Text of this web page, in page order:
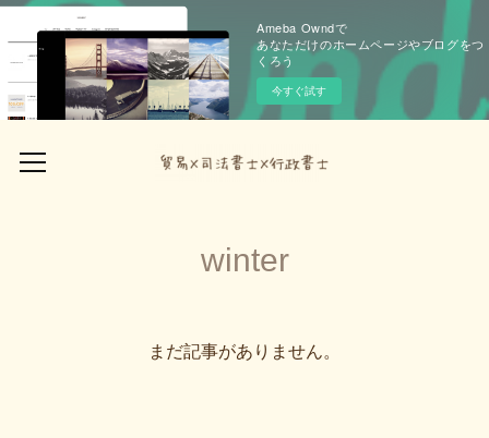
Ameba Owndで
あなただけのホームページやブログをつ
くろう
今すぐ試す
winter
まだ記事がありません。